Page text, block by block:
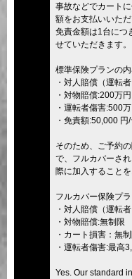
事故などでカート
額をお支払いいただ
免責金額は1台につ
せていただきます。
標準保険プランの
・対人賠償（運転
・対物賠償:200万円
・運転者傷害:500
・免責額:50,000 円/
そのため、ご予約
で、フルカバーさ
際に加入すること
フルカバー保険プ
・対人賠償（運転
・対物賠償:無制限
・カート損害：無
・運転者傷害:最高
Yes. Our standard